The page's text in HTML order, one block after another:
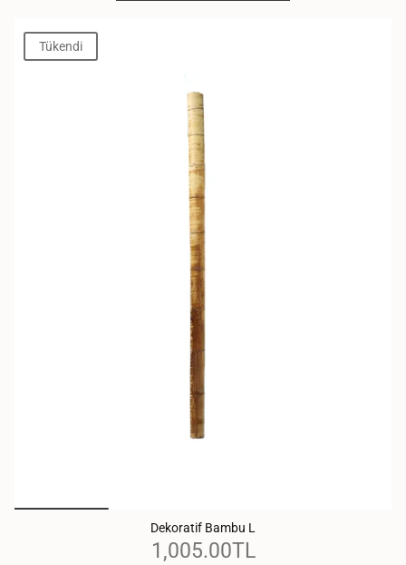
Tükendi
Dekoratif Bambu L
1,005.00TL